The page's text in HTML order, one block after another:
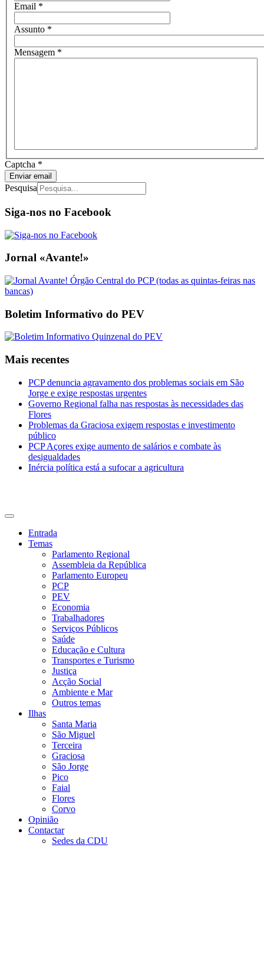
Email *
Assunto *
Mensagem *
Captcha *
Enviar email
Pesquisa
Siga-nos no Facebook
Jornal «Avante!»
Boletim Informativo do PEV
Mais recentes
PCP denuncia agravamento dos problemas sociais em São
Jorge e exige respostas urgentes
Governo Regional falha nas respostas às necessidades das
Flores
Problemas da Graciosa exigem respostas e investimento
público
PCP Açores exige aumento de salários e combate às
desigualdades
Inércia política está a sufocar a agricultura
Entrada
Temas
Parlamento Regional
Assembleia da República
Parlamento Europeu
PCP
PEV
Economia
Trabalhadores
Serviços Públicos
Saúde
Educação e Cultura
Transportes e Turismo
Justiça
Acção Social
Ambiente e Mar
Outros temas
Ilhas
Santa Maria
São Miguel
Terceira
Graciosa
São Jorge
Pico
Faial
Flores
Corvo
Opinião
Contactar
Sedes da CDU